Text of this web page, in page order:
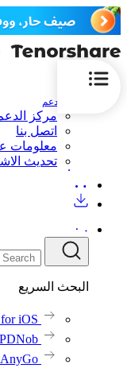
الدعم
مركز
اتصل بنا
معلومات
تحديث
البحث السريع
iOS